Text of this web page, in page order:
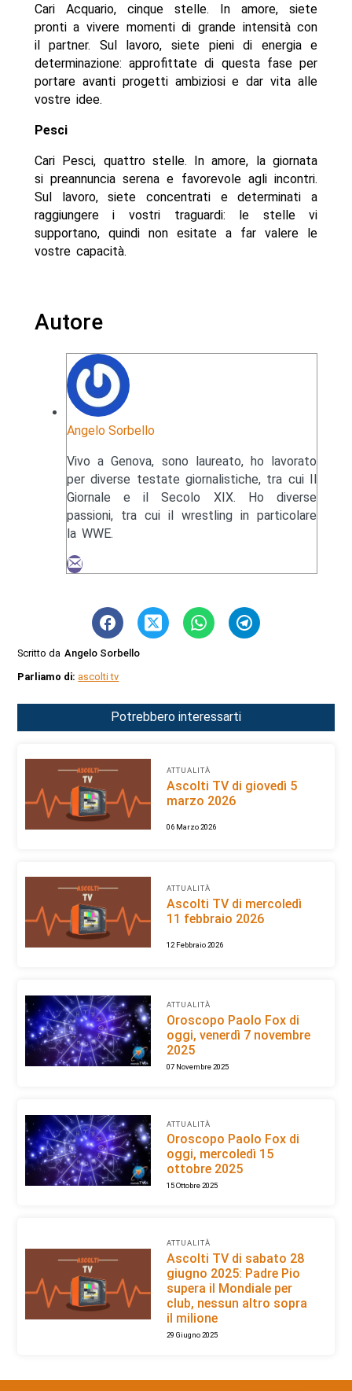
Cari Acquario, cinque stelle. In amore, siete
pronti a vivere momenti di grande intensità con
il partner. Sul lavoro, siete pieni di energia e
determinazione: approfittate di questa fase per
portare avanti progetti ambiziosi e dar vita alle
vostre idee.
Pesci
Cari Pesci, quattro stelle. In amore, la giornata
si preannuncia serena e favorevole agli incontri.
Sul lavoro, siete concentrati e determinati a
raggiungere i vostri traguardi: le stelle vi
supportano, quindi non esitate a far valere le
vostre capacità.
Autore
Angelo Sorbello
Vivo a Genova, sono laureato, ho lavorato
per diverse testate giornalistiche, tra cui Il
Giornale e il Secolo XIX. Ho diverse
passioni, tra cui il wrestling in particolare
la WWE.
Scritto da Angelo Sorbello
Parliamo di: ascolti tv
Potrebbero interessarti
ATTUALITÀ
Ascolti TV di giovedì 5
marzo 2026
06 Marzo 2026
ATTUALITÀ
Ascolti TV di mercoledì
11 febbraio 2026
12 Febbraio 2026
ATTUALITÀ
Oroscopo Paolo Fox di
oggi, venerdì 7 novembre
2025
07 Novembre 2025
ATTUALITÀ
Oroscopo Paolo Fox di
oggi, mercoledì 15
ottobre 2025
15 Ottobre 2025
ATTUALITÀ
Ascolti TV di sabato 28
giugno 2025: Padre Pio
supera il Mondiale per
club, nessun altro sopra
il milione
29 Giugno 2025